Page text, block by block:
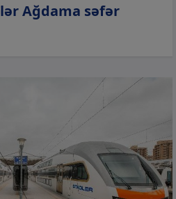
Ağdama səfər